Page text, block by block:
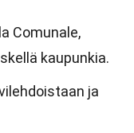
Comunale,
kaupunkia.
ja